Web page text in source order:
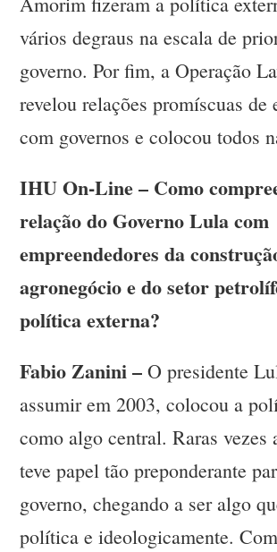
vários degraus na escala de
governo. Por fim, a Operação
revelou relações promíscuas de
com governos e colocou todos
IHU On-Line – Como
relação do Governo Lula com
empreendedores da
agronegócio e do setor
política externa?
Fabio Zanini – O presidente
assumir em 2003, colocou a
como algo central. Raras vezes
teve papel tão preponderante
governo, chegando a ser algo
política e ideologicamente.